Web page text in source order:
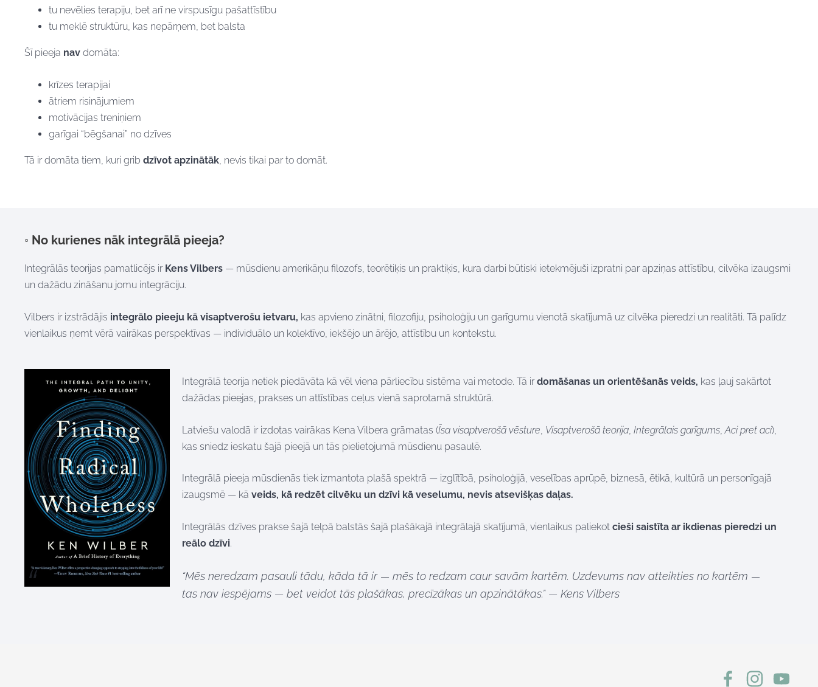
tu nevēlies terapiju, bet arī ne virspusīgu pašattīstību
tu meklē struktūru, kas nepārņem, bet balsta
Šī pieeja nav domāta:
krīzes terapijai
ātriem risinājumiem
motivācijas treniņiem
garīgai “bēgšanai” no dzīves
Tā ir domāta tiem, kuri grib dzīvot apzinātāk nevis tikai par to domāt.
◦ No kurienes nāk integrālā pieeja?
Integrālās teorijas pamatlicējs ir Kens Vilbers — mūsdienu amerikāņu filozofs, teorētiķis un praktiķis, kura darbi būtiski ietekmējuši izpratni par apziņas attīstību, cilvēka izaugsmi
un dažādu zināšanu jomu integrāciju.
Vilbers ir izstrādājis integrālo pieeju kā visaptverošu ietvaru, kas apvieno zinātni, filozofiju, psiholoģiju un garīgumu vienotā skatījumā uz cilvēka pieredzi un realitāti. Tā palīdz
vienlaikus ņemt vērā vairākas perspektīvas — individuālo un kolektīvo, iekšējo un ārējo, attīstību un kontekstu.
Integrālā teorija netiek piedāvāta kā vēl viena pārliecību sistēma vai metode. Tā irdomāšanas un orientēšanās veids, kas ļauj sakārtot
dažādas pieejas, prakses un attīstības ceļus vienā saprotamā struktūrā.
Latviešu valodā ir izdotas vairākas Kena Vilbera grāmatas (Īsa visaptverošā vēsture, Visaptverošā teorija, Integrālais garīgums,Aci pret aci),
kas sniedz ieskatu šajā pieejā un tās pielietojumā mūsdienu pasaulē.
Integrālā pieeja mūsdienās tiek izmantota plašā spektrā — izglītībā, psiholoģijā, veselības aprūpē, biznesā, ētikā, kultūrā un personīgajā
izaugsmē — kā veids, kā redzēt cilvēku un dzīvi kā veselumu, nevis atsevišķas daļas.
Integrālās dzīves prakse šajā telpā balstās šajā plašākajā integrālajā skatījumā, vienlaikus paliekot cieši saistīta ar ikdienas pieredzi un
reālo dzīvi.
“Mēs neredzam pasauli tādu, kāda tā ir — mēs to redzam caur savām kartēm. Uzdevums nav atteikties no kartēm —
tas nav iespējams — bet veidot tās plašākas, precīzākas un apzinātākas.” — Kens Vilbers